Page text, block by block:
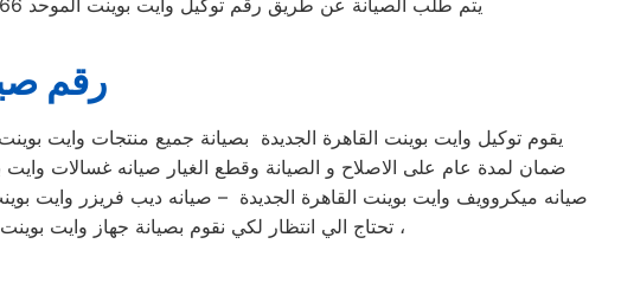
يتم طلب الصيانة عن طريق رقم توكيل وايت بوينت الموحد 0235699066 أو الموقع الالكترونى او الارقام المبينة بالموقع . يتم خلال دقائق تسجيل الطلب ويتابع مندوب خاص
رقم
يقوم توكيل وايت بوينت القاهرة الجديدة بصيانة جميع منتجات وايت
ضمان لمدة عام على الاصلاح و الصيانة وقطع الغيار صيانه غسالات وايت
صيانه ميكروويف وايت بوينت القاهرة الجديدة – صيانه ديب فريزر وايت
تحتاج الي انتظار لكي نقوم بصيانة جهاز وايت بوينت القاهرة الجديدة الخاص بك ناتيك فوراً مهما كان مكانك في محيط جمهورية مصر العربية صيانه فورية ،